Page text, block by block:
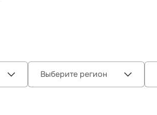
Выберите регион